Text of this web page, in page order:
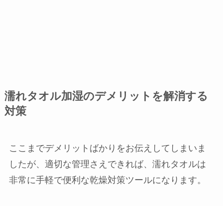
濡れタオル加湿のデメリットを解消する
対策
ここまでデメリットばかりをお伝えしてしまいま
したが、適切な管理さえできれば、濡れタオルは
非常に手軽で便利な乾燥対策ツールになります。